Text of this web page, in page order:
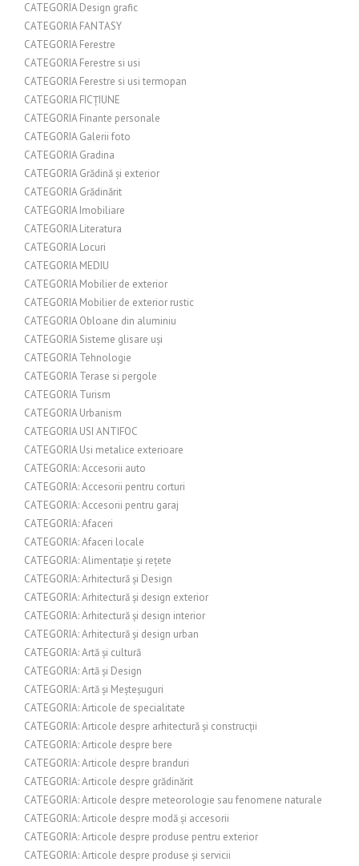
CATEGORIA Design grafic
CATEGORIA FANTASY
CATEGORIA Ferestre
CATEGORIA Ferestre si usi
CATEGORIA Ferestre si usi termopan
CATEGORIA FICȚIUNE
CATEGORIA Finante personale
CATEGORIA Galerii foto
CATEGORIA Gradina
CATEGORIA Grădină și exterior
CATEGORIA Grădinărit
CATEGORIA Imobiliare
CATEGORIA Literatura
CATEGORIA Locuri
CATEGORIA MEDIU
CATEGORIA Mobilier de exterior
CATEGORIA Mobilier de exterior rustic
CATEGORIA Obloane din aluminiu
CATEGORIA Sisteme glisare uși
CATEGORIA Tehnologie
CATEGORIA Terase si pergole
CATEGORIA Turism
CATEGORIA Urbanism
CATEGORIA USI ANTIFOC
CATEGORIA Usi metalice exterioare
CATEGORIA: Accesorii auto
CATEGORIA: Accesorii pentru corturi
CATEGORIA: Accesorii pentru garaj
CATEGORIA: Afaceri
CATEGORIA: Afaceri locale
CATEGORIA: Alimentație și rețete
CATEGORIA: Arhitectură și Design
CATEGORIA: Arhitectură și design exterior
CATEGORIA: Arhitectură și design interior
CATEGORIA: Arhitectură și design urban
CATEGORIA: Artă și cultură
CATEGORIA: Artă și Design
CATEGORIA: Artă și Meșteșuguri
CATEGORIA: Articole de specialitate
CATEGORIA: Articole despre arhitectură și construcții
CATEGORIA: Articole despre bere
CATEGORIA: Articole despre branduri
CATEGORIA: Articole despre grădinărit
CATEGORIA: Articole despre meteorologie sau fenomene naturale
CATEGORIA: Articole despre modă și accesorii
CATEGORIA: Articole despre produse pentru exterior
CATEGORIA: Articole despre produse și servicii